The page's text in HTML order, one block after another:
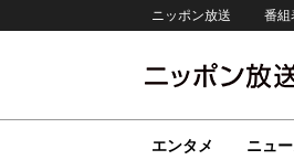
ニッポン放送 番組
エンタメ ニュ